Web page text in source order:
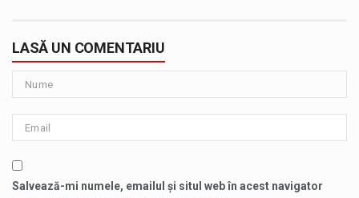
LASĂ UN COMENTARIU
Salvează-mi numele, emailul și situl web în acest navigator